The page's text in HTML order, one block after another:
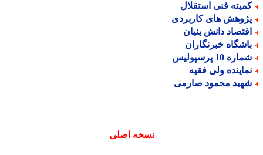
فنی استقلال
های کاربردی
دانش بنیان
خبرنگاران
10 پرسپولیس
ولی فقیه
محمود صارمی
نسخه اصلی